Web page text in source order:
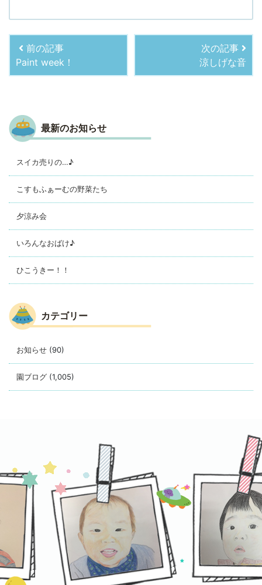
前の記事
Paint week！
次の記事
涼しげな音
最新のお知らせ
スイカ売りの…♪
こすもふぁーむの野菜たち
夕涼み会
いろんなおばけ♪
ひこうきー！！
カテゴリー
お知らせ (90)
園ブログ (1,005)